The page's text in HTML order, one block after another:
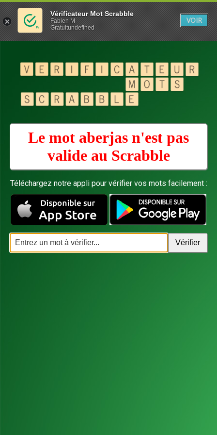
Le mot aberjas n'est pas
valide au Scrabble
Téléchargez notre appli pour vérifier vos mots facilement :
Vérificateur Mot Scrabble
Fabien M
Gratuitundefined
VOIR